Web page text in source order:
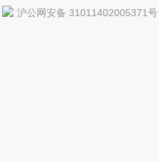
沪公网安备 31011402005371号